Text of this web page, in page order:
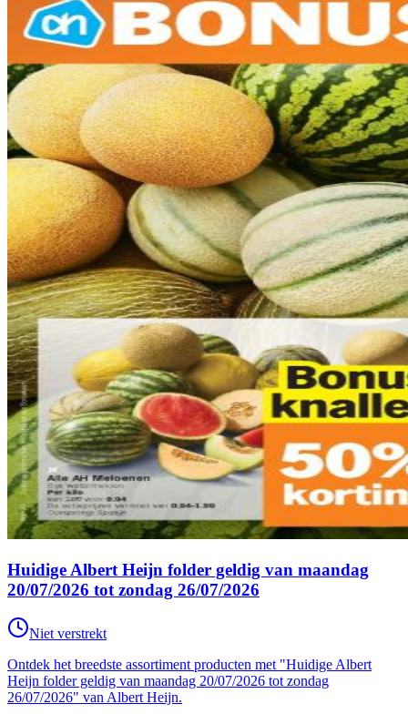
Huidige Albert Heijn folder geldig van maandag
20/07/2026 tot zondag 26/07/2026
Niet verstrekt
Ontdek het breedste assortiment producten met "Huidige Albert
Heijn folder geldig van maandag 20/07/2026 tot zondag
26/07/2026" van Albert Heijn.